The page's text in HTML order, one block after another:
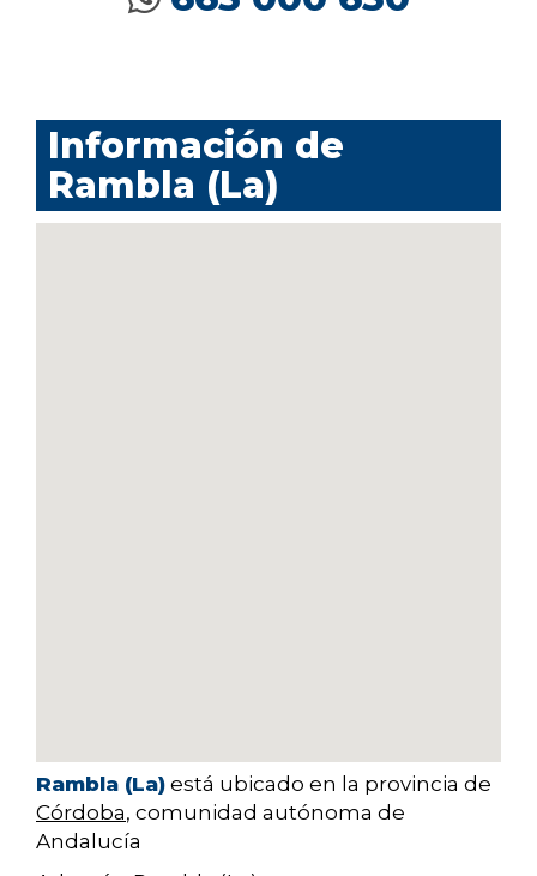
Información de
Rambla (La)
Rambla (La) está ubicado en la provincia de
Córdoba, comunidad autónoma de
Andalucía